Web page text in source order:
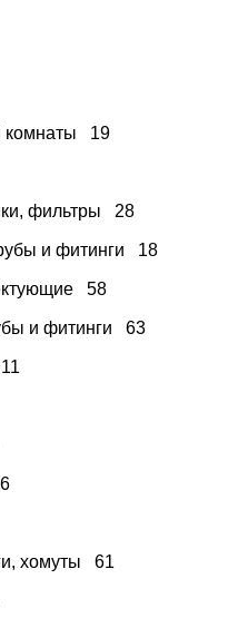
комнаты 19
фильтры 28
и фитинги 18
58
и фитинги 63
11
хомуты 61